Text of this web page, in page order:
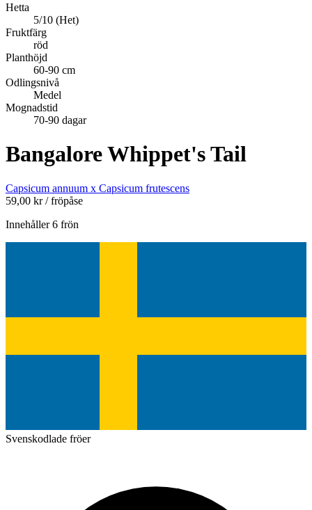
Hetta
5/10 (Het)
Fruktfärg
röd
Planthöjd
60-90 cm
Odlingsnivå
Medel
Mognadstid
70-90 dagar
Bangalore Whippet's Tail
Capsicum annuum x Capsicum frutescens
59,00 kr / fröpåse
Innehåller 6 frön
Svenskodlade fröer